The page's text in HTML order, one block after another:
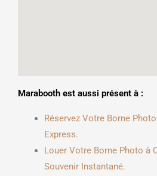
Marabooth est aussi présent à :
Réservez Votre Borne
Express.
Louer Votre Borne Photo à
Souvenir Instantané.